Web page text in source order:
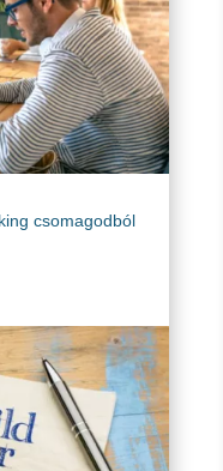
csomagodból